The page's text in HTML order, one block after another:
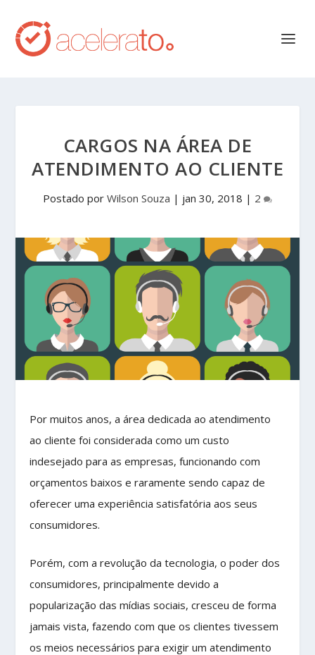
CARGOS NA ÁREA DE
ATENDIMENTO AO CLIENTE
Postado por Wilson Souza | jan 30, 2018 | 2
Por muitos anos, a área dedicada ao atendimento
ao cliente foi considerada como um custo
indesejado para as empresas, funcionando com
orçamentos baixos e raramente sendo capaz de
oferecer uma experiência satisfatória aos seus
consumidores.
Porém, com a revolução da tecnologia, o poder dos
consumidores, principalmente devido a
popularização das mídias sociais, cresceu de forma
jamais vista, fazendo com que os clientes tivessem
os meios necessários para exigir um atendimento